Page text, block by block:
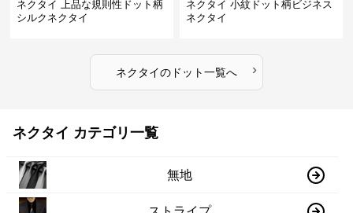
ネクタイ 上品な規則性ドット柄
シルクネクタイ
ネクタイ 小紋ドット柄ビジネス
ネクタイ
ネクタイのドット一覧へ ›
ネクタイ カテゴリ一覧
無地